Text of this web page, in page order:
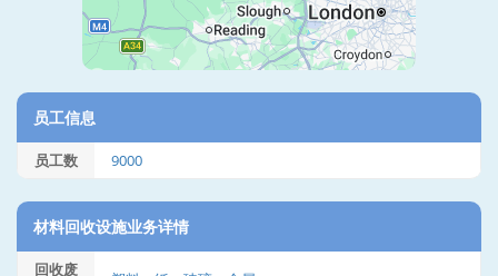
员工信息
员工数 9000
材料回收设施业务详情
回收废